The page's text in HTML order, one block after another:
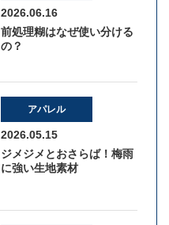
2026.06.16
前処理糊はなぜ使い分ける
の？
アパレル
2026.05.15
ジメジメとおさらば！梅雨
に強い生地素材